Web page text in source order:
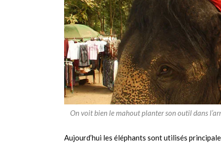
On voit bien le mahout planter son outil dans
Aujourd’hui les éléphants sont utilisés